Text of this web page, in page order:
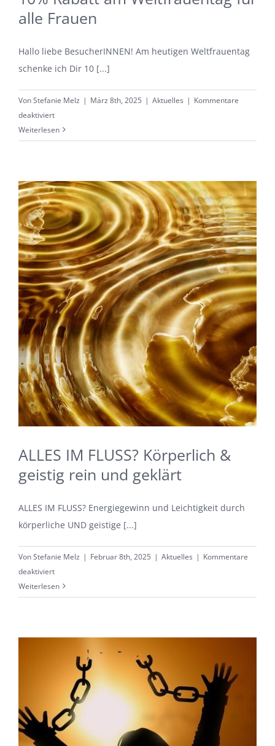
alle Frauen
Hallo liebe BesucherINNEN! Am heutigen Weltfrauentag
schenke ich Dir 10 [...]
VonStefanie Melz | März 8th, 2025 | Aktuelles | Kommentare
deaktiviertfür
10%
Rabatt
für
alle
Frauen
Weiterlesen
ALLES IM FLUSS? Körperlich &
geistig rein und geklärt
ALLES IM FLUSS? Energiegewinn und Leichtigkeit durch
körperliche UND geistige [...]
VonStefanie Melz | Februar 8th, 2025 | Aktuelles | Kommentare
deaktiviertfür
ALLES
IM
geistig
geklärt
Weiterlesen